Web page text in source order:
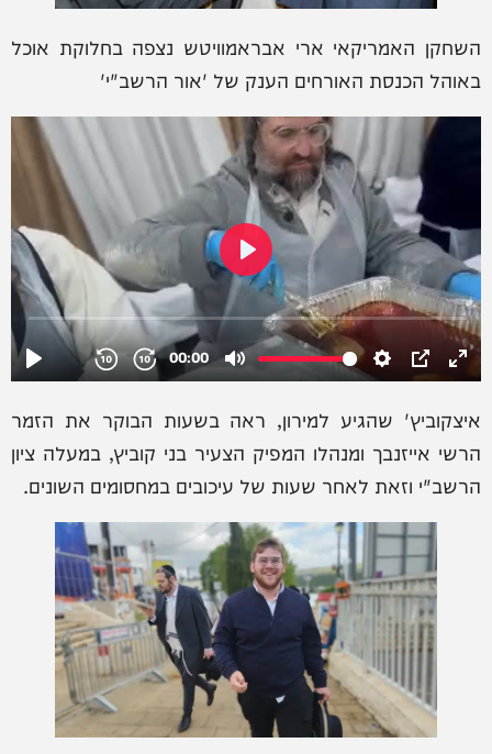
השחקן האמריקאי ארי אבראמוויטש נצפה בחלוקת אוכל
באוהל הכנסת האורחים הענק של 'אור הרשב"י'
איצקוביץ' שהגיע למירון, ראה בשעות הבוקר את הזמר
הרשי אייזנבך ומנהלו המפיק הצעיר בני קוביץ, במעלה ציון
הרשב"י וזאת לאחר שעות של עיכובים במחסומים השונים.